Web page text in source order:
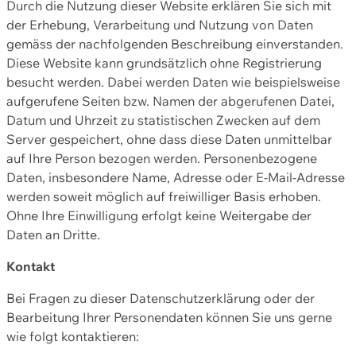
Durch die Nutzung dieser Website erklären Sie sich mit
der Erhebung, Verarbeitung und Nutzung von Daten
gemäss der nachfolgenden Beschreibung einverstanden.
Diese Website kann grundsätzlich ohne Registrierung
besucht werden. Dabei werden Daten wie beispielsweise
aufgerufene Seiten bzw. Namen der abgerufenen Datei,
Datum und Uhrzeit zu statistischen Zwecken auf dem
Server gespeichert, ohne dass diese Daten unmittelbar
auf Ihre Person bezogen werden. Personenbezogene
Daten, insbesondere Name, Adresse oder E-Mail-Adresse
werden soweit möglich auf freiwilliger Basis erhoben.
Ohne Ihre Einwilligung erfolgt keine Weitergabe der
Daten an Dritte.
Kontakt
Bei Fragen zu dieser Datenschutzerklärung oder der
Bearbeitung Ihrer Personendaten können Sie uns gerne
wie folgt kontaktieren: